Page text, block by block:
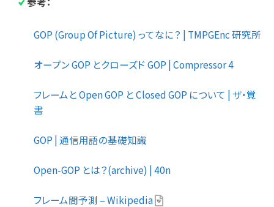
GOP (Group Of Picture) ってなに？ | TMPGEnc 研究所
オープン GOP とクローズド GOP | Compressor 4
フレームと Open GOP と Closed GOP について | ザ・覚
書
GOP | 通信用語の基礎知識
Open-GOP とは？(archive) | 40n
フレーム間予測 – Wikipedia